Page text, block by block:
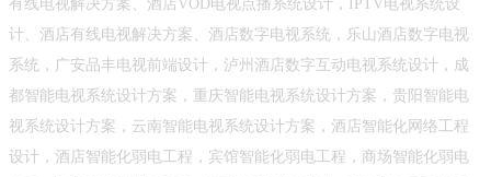
有线电视解决方案、酒店VOD电视点播系统设计，IPTV电视系统设
计、酒店有线电视解决方案、酒店数字电视系统，乐山酒店数字电视
系统，广安品丰电视前端设计，泸州酒店数字互动电视系统设计，成
都智能电视系统设计方案，重庆智能电视系统设计方案，贵阳智能电
视系统设计方案，云南智能电视系统设计方案，酒店智能化网络工程
设计，酒店智能化弱电工程，宾馆智能化弱电工程，商场智能化弱电